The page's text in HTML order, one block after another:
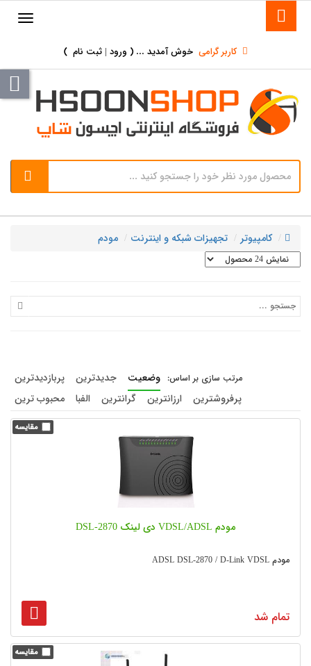
کاربر گرامی خوش آمدید ... ( ورود | ثبت نام )
کامپیوتر تجهیزات شبکه و اینترنت مودم
وضعیت جدیدترین
پربازدیدترین
پرفروشترین
ارزانترین گرانترین الفبا محبوب ترین
مودم VDSL/ADSL دی لینک DSL-2870
مودم ADSL DSL-2870 / D-Link VDSL
تمام شد